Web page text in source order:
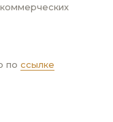
по ссылке